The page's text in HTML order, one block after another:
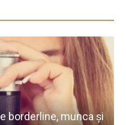
borderline, munca și